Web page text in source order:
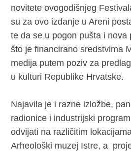
novitete ovogodišnjeg
su za ovo izdanje u Areni
te da se u pogon pušta i nova
što je financirano sredstvima
medija putem poziv za
u kulturi Republike Hrvatske.
Najavila je i razne izložbe,
radionice i industrijski
odvijati na različitim
Arheološki muzej Istre, a